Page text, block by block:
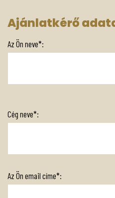
Ajánlatkérő
Az Ön neve*:
Cég neve*:
Az Ön email címe*: